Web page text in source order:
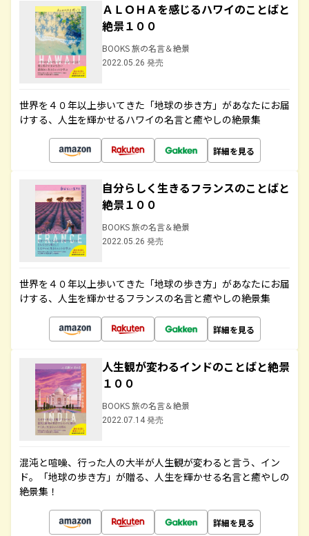
ＡＬＯＨＡを感じるハワイのことばと
絶景１００
BOOKS 旅の名言＆絶景
2022.05.26 発売
世界を４０年以上歩いてきた「地球の歩き方」があなたにお届
けする、人生を輝かせるハワイの名言と癒やしの絶景集
詳細を見る
自分らしく生きるフランスのことばと
絶景１００
BOOKS 旅の名言＆絶景
2022.05.26 発売
世界を４０年以上歩いてきた「地球の歩き方」があなたにお届
けする、人生を輝かせるフランスの名言と癒やしの絶景集
詳細を見る
人生観が変わるインドのことばと絶景
１００
BOOKS 旅の名言＆絶景
2022.07.14 発売
混沌と喧噪、行った人の大半が人生観が変わると言う、イン
ド。「地球の歩き方」が贈る、人生を輝かせる名言と癒やしの
絶景集！
詳細を見る